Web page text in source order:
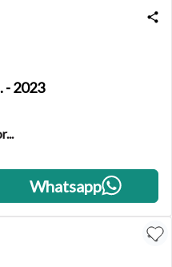
- 2023
Whatsapp